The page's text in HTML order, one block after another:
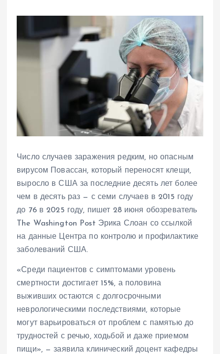
Число случаев заражения редким, но опасным
вирусом Повассан, который переносят клещи,
выросло в США за последние десять лет более
чем в десять раз — с семи случаев в 2015 году
до 76 в 2025 году, пишет 28 июня обозреватель
The Washington Post Эрика Слоан со ссылкой
на данные Центра по контролю и профилактике
заболеваний США.
«Среди пациентов с симптомами уровень
смертности достигает 15%, а половина
выживших остаются с долгосрочными
неврологическими последствиями, которые
могут варьироваться от проблем с памятью до
трудностей с речью, ходьбой и даже приемом
пищи», — заявила клинический доцент кафедры